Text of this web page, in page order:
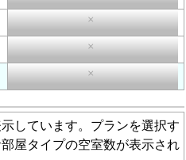
×
×
×
しています。プランを選択す
屋タイプの空室数が表示され